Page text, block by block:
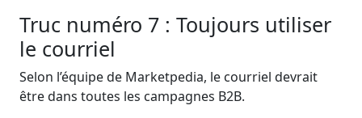
Truc numéro 7 : Toujours utiliser
le courriel
Selon l’équipe de Marketpedia, le courriel devrait
être dans toutes les campagnes B2B.